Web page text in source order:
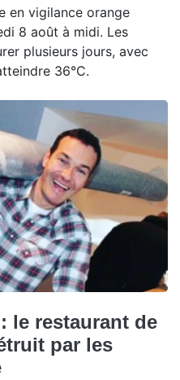
en vigilance orange
8 août à midi. Les
plusieurs jours, avec
36°C.
le restaurant de
par les